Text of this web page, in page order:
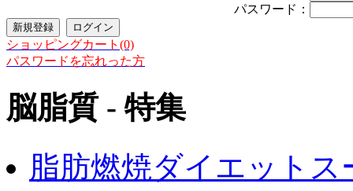
パスワード：
ショッピングカート(0)
パスワードを忘れった方
脳脂質 - 特集
脂肪燃焼ダイエットス